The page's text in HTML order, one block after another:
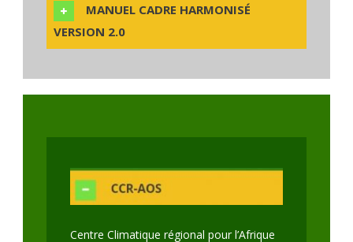
MANUEL CADRE HARMONISÉ
VERSION 2.0
Centre Climatique régional pour l’Afrique